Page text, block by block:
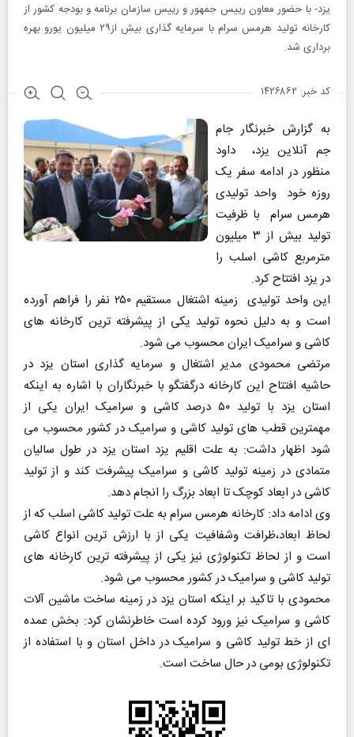
یزد- با حضور معاون رییس جمهور و رییس سازمان برنامه و بودجه کشور از
کارخانه تولید هرمس سرام با سرمایه گذاری بیش از۲۹ میلیون یورو بهره
برداری شد.
کد خبر: ۱۴۲۶۸۶۲
به گزارش خبرنگار جام
جم آنلاین یزد، داود
منظور در ادامه سفر یک
روزه خود واحد تولیدی
هرمس سرام با ظرفیت
تولید بیش از ۳ میلیون
مترمربع کاشی اسلب را
در یزد افتتاح کرد.
این واحد تولیدی زمینه اشتغال مستقیم ۲۵۰ نفر را فراهم آورده
است و به دلیل نحوه تولید یکی از پیشرفته ترین کارخانه های
کاشی و سرامیک ایران محسوب می شود.
مرتضی محمودی مدیر اشتغال و سرمایه گذاری استان یزد در
حاشیه افتتاح این کارخانه درگفتگو با خبرنگاران با اشاره به اینکه
استان یزد با تولید ۵۰ درصد کاشی و سرامیک ایران یکی از
مهمترین قطب های تولید کاشی و سرامیک در کشور محسوب می
شود اظهار داشت: به علت اقلیم یزد استان یزد در طول سالیان
متمادی در زمینه تولید کاشی و سرامیک پیشرفت کند و از تولید
کاشی در ابعاد کوچک تا ابعاد بزرگ را انجام دهد.
وی ادامه داد: کارخانه هرمس سرام به علت تولید کاشی اسلب که از
لحاظ ابعاد،ظرافت وشفافیت یکی از با ارزش ترین انواع کاشی
است و از لحاظ تکنولوژی نیز یکی از پیشرفته ترین کارخانه های
تولید کاشی و سرامیک در کشور محسوب می شود.
محمودی با تاکید بر اینکه استان یزد در زمینه ساخت ماشین آلات
کاشی و سرامیک نیز ورود کرده است خاطرنشان کرد: بخش عمده
ای از خط تولید کاشی و سرامیک در داخل استان و با استفاده از
تکنولوژی بومی در حال ساخت است.